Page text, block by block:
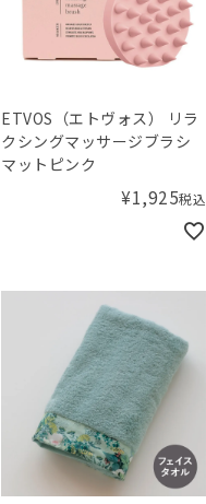
ETVOS（エトヴォス） リラ
クシングマッサージブラシ
マットピンク
¥1,925税込